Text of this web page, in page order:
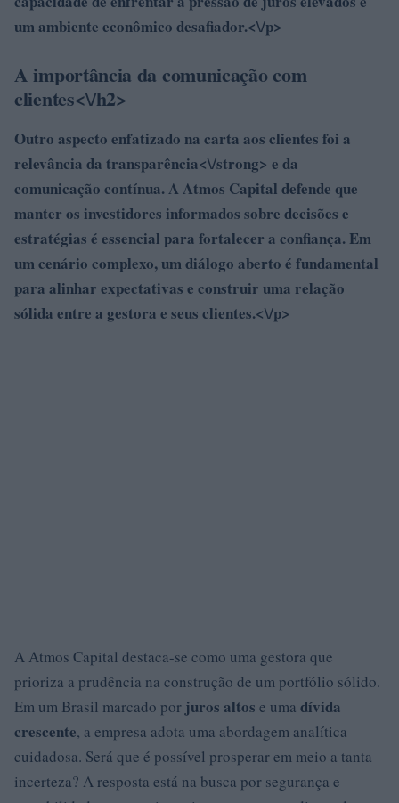
um ambiente econômico desafiador.<\/p>
A importância da comunicação com
clientes<\/h2>
Outro aspecto enfatizado na carta aos clientes foi a
relevância da transparência<\/strong> e da
comunicação contínua. A Atmos Capital defende que
manter os investidores informados sobre decisões e
estratégias é essencial para fortalecer a confiança. Em
um cenário complexo, um diálogo aberto é fundamental
para alinhar expectativas e construir uma relação
sólida entre a gestora e seus clientes.<\/p>
A Atmos Capital destaca-se como uma gestora que
prioriza a prudência na construção de um portfólio sólido.
Em um Brasil marcado por juros altos e uma dívida
crescente, a empresa adota uma abordagem analítica
cuidadosa. Será que é possível prosperar em meio a tanta
incerteza? A resposta está na busca por segurança e